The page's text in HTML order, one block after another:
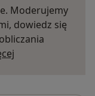
Moderujemy
dowiedz się